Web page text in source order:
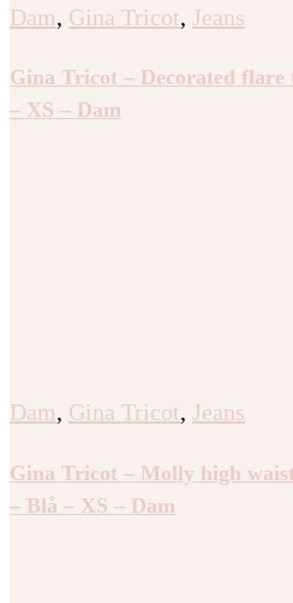
Dam, Gina Tricot, Jeans
Gina Tricot – Decorated flare
– XS – Dam
Dam, Gina Tricot, Jeans
Gina Tricot – Molly high
– Blå – XS – Dam